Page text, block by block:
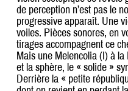
de perception n’est pas le
progressive apparaît. Une
voiles. Pièces sonores, en
tirages accompagnent ce
Mais une Melencolia (I) à
et la sphère, le « solide »
Derrière la « petite